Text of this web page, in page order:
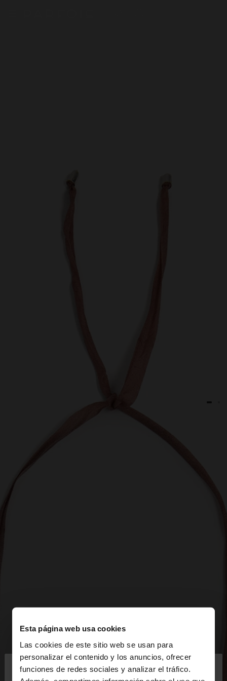
Esta página web usa cookies
Las cookies de este sitio web se usan para
personalizar el contenido y los anuncios, ofrecer
funciones de redes sociales y analizar el tráfico.
hola